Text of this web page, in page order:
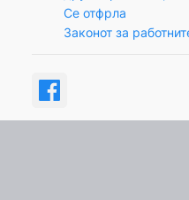
Се отфрла
Законот за